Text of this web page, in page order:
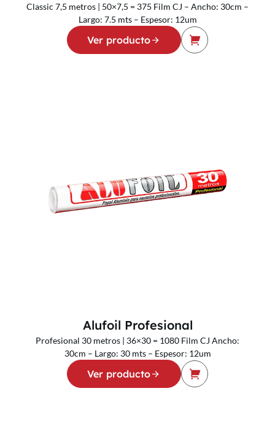
Classic 7,5 metros | 50×7,5 = 375 Film CJ – Ancho: 30cm –
Largo: 7.5 mts – Espesor: 12um
Ver producto
Alufoil Profesional
Profesional 30 metros | 36×30 = 1080 Film CJ Ancho:
30cm – Largo: 30 mts – Espesor: 12um
Ver producto